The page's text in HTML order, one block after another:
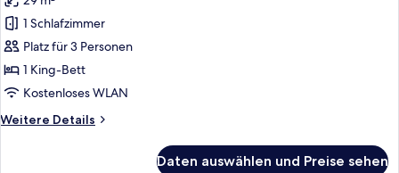
Child)
Suite,
1 King-
Bett,
Meerblick
1 Schlafzimmer
Platz für 3 Personen
1 King-Bett
Kostenloses WLAN
Weitere Details
Weitere
Daten auswählen und Preise sehen